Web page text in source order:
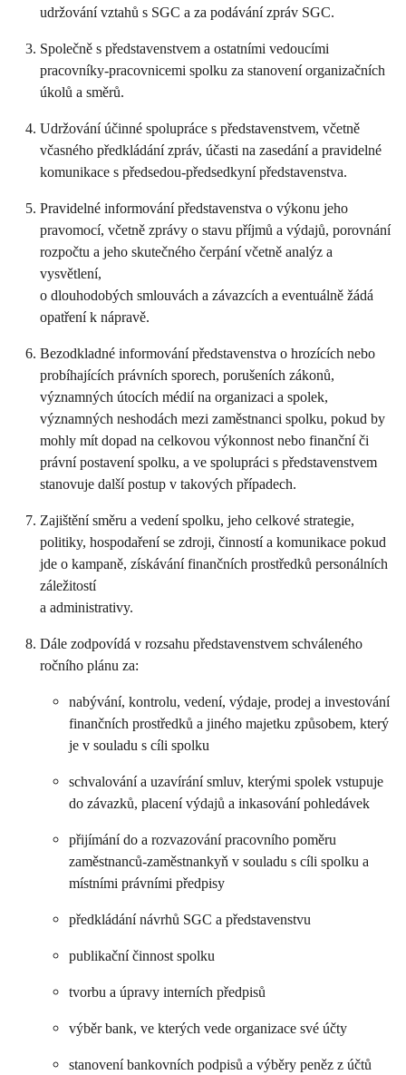
udržování vztahů s SGC a za podávání zpráv SGC.
Společně s představenstvem a ostatními vedoucími
pracovníky-pracovnicemi spolku za stanovení organizačních
úkolů a směrů.
Udržování účinné spolupráce s představenstvem, včetně
včasného předkládání zpráv, účasti na zasedání a pravidelné
komunikace s předsedou-předsedkyní představenstva.
Pravidelné informování představenstva o výkonu jeho
pravomocí, včetně zprávy o stavu příjmů a výdajů, porovnání
rozpočtu a jeho skutečného čerpání včetně analýz a
vysvětlení,
o dlouhodobých smlouvách a závazcích a eventuálně žádá
opatření k nápravě.
Bezodkladné informování představenstva o hrozících nebo
probíhajících právních sporech, porušeních zákonů,
významných útocích médií na organizaci a spolek,
významných neshodách mezi zaměstnanci spolku, pokud by
mohly mít dopad na celkovou výkonnost nebo finanční či
právní postavení spolku, a ve spolupráci s představenstvem
stanovuje další postup v takových případech.
Zajištění směru a vedení spolku, jeho celkové strategie,
politiky, hospodaření se zdroji, činností a komunikace pokud
jde o kampaně, získávání finančních prostředků personálních
záležitostí
a administrativy.
Dále zodpovídá v rozsahu představenstvem schváleného
ročního plánu za:
nabývání, kontrolu, vedení, výdaje, prodej a investování
finančních prostředků a jiného majetku způsobem, který
je v souladu s cíli spolku
schvalování a uzavírání smluv, kterými spolek vstupuje
do závazků, placení výdajů a inkasování pohledávek
přijímání do a rozvazování pracovního poměru
zaměstnanců-zaměstnankyň v souladu s cíli spolku a
místními právními předpisy
předkládání návrhů SGC a představenstvu
publikační činnost spolku
tvorbu a úpravy interních předpisů
výběr bank, ve kterých vede organizace své účty
stanovení bankovních podpisů a výběry peněz z účtů